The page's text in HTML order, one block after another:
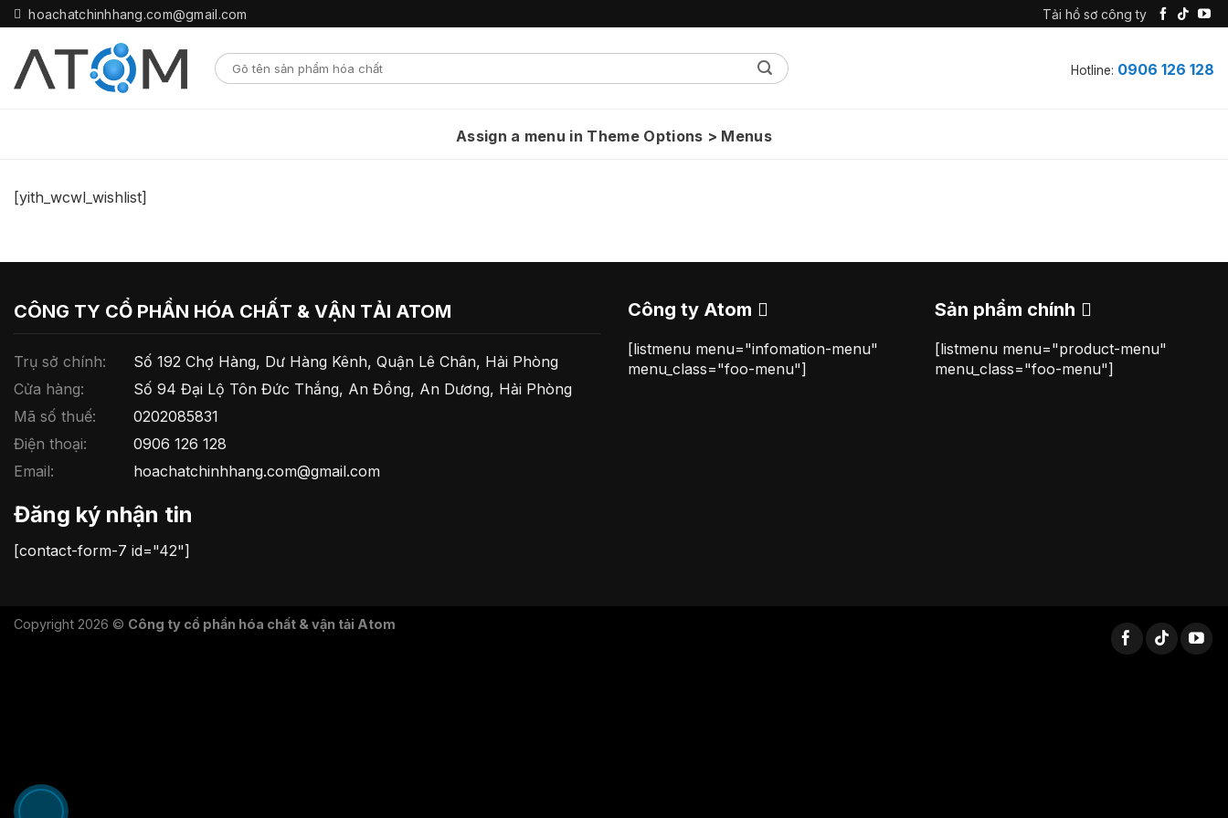
Skip
to
content
hoachatchinhhang.com@gmail.com Tải hồ sơ công ty
Hotline: 0906 126 128
Assign a menu in Theme Options > Menus
[yith_wcwl_wishlist]
CÔNG TY CỔ PHẦN HÓA CHẤT & VẬN TẢI ATOM
Trụ sở chính:
Số 192 Chợ Hàng, Dư Hàng Kênh, Quận Lê Chân, Hải Phòng
Cửa hàng:
Số 94 Đại Lộ Tôn Đức Thắng, An Đồng, An Dương, Hải Phòng
Mã số thuế:
0202085831
Điện thoại:
0906 126 128
Email:
hoachatchinhhang.com@gmail.com
Đăng ký nhận tin
[contact-form-7 id="42"]
Công ty Atom
[listmenu menu="infomation-menu"
menu_class="foo-menu"]
Sản phẩm chính
[listmenu menu="product-menu"
menu_class="foo-menu"]
Copyright 2026 © Công ty cổ phần hóa chất & vận tải Atom